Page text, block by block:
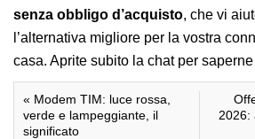
senza obbligo d’acquisto, che vi
l’alternativa migliore per la vostra
casa. Aprite subito la chat per
« Modem TIM: luce rossa,
verde e lampeggiante, il
significato
2026: